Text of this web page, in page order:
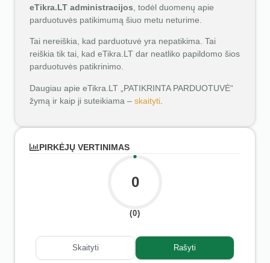
eTikra.LT administracijos , todėl duomenų apie
parduotuvės patikimumą šiuo metu neturime.
Tai nereiškia, kad parduotuvė yra nepatikima. Tai
reiškia tik tai, kad eTikra.LT dar neatliko papildomo šios
parduotuvės patikrinimo.
Daugiau apie eTikra.LT „PATIKRINTA PARDUOTUVĖ“
žymą ir kaip ji suteikiama – skaityti
PIRKĖJŲ VERTINIMAS
0
(0)
Skaityti Rašyti